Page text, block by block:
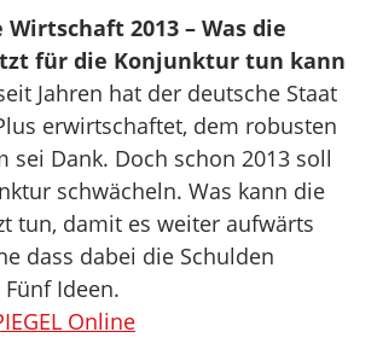
Wirtschaft 2013 – Was die
für die Konjunktur tun kann
Jahren hat der deutsche Staat
erwirtschaftet, dem robusten
sei Dank. Doch schon 2013 soll
schwächeln. Was kann die
tun, damit es weiter aufwärts
dass dabei die Schulden
Ideen.
Online